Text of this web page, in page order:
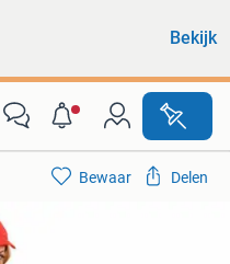
Bekijk
Bewaar Delen